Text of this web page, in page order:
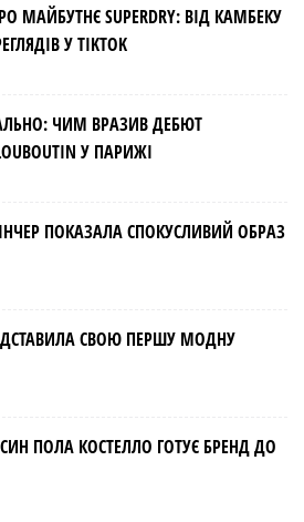
МАЙБУТНЄ SUPERDRY: ВІД КАМБЕКУ
У TIKTOK
ЧИМ ВРАЗИВ ДЕБЮТ
У ПАРИЖІ
ПОКАЗАЛА СПОКУСЛИВИЙ ОБРАЗ
СВОЮ ПЕРШУ МОДНУ
ПОЛА КОСТЕЛЛО ГОТУЄ БРЕНД ДО